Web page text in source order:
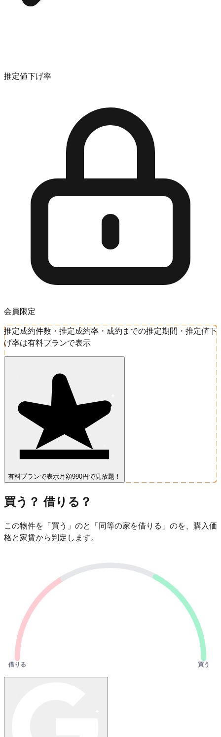
推定値下げ率
会員限定
推定成約件数・推定成約率・成約までの推定期間・推定値下
げ率は有料プランで表示
有料プランで表示 月額990円で見放題！
買う？ 借りる？
この物件を「買う」のと「同等の家を借りる」のを、購入価
格と家賃から判定します。
借りる 買う